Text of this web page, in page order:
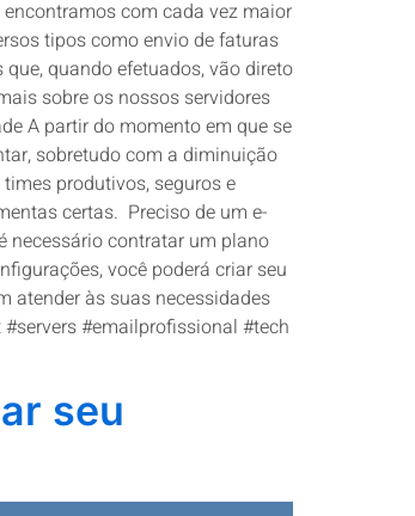
com cada vez maior
tipos como envio de faturas
quando efetuados, vão direto
sobre os nossos servidores
A partir do momento em que se
sobretudo com a diminuição
produtivos, seguros e
certas. Preciso de um e-
necessário contratar um plano
você poderá criar seu
atender às suas necessidades
#emailprofissional #tech
seu